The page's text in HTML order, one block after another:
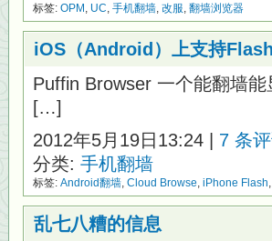
标签: OPM , UC, 手机翻墙, 改服, 翻墙浏览器
iOS（Android）上支持
Puffin Browser 一个能翻墙
[…]
2012年5月19日13:24 | 7 条
分类: 手机翻墙
标签: Android翻墙, Cloud Browse, iPhone Flash,
乱七八糟的信息